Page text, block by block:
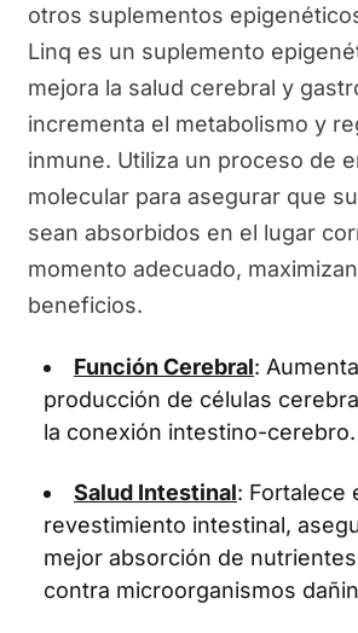
otros suplementos
Linq es un suplemento
mejora la salud cerebral y
incrementa el metabolismo y
inmune. Utiliza un proceso de
molecular para asegurar que
sean absorbidos en el lugar
momento adecuado,
beneficios.
Función Cerebral:
producción de células
la conexión intestino-cerebro.
Salud Intestinal: Fortalece
revestimiento intestinal,
mejor absorción de
contra microorganismos